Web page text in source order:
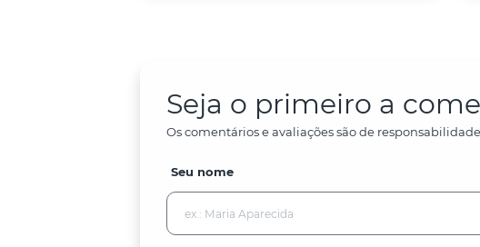
Seja o primeiro a
Os comentários e avaliações são de
Seu nome